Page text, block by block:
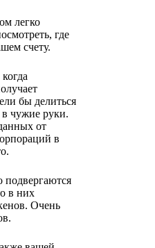
легко
где
счету.
бы делиться
в чужие руки.
от
в
подвергаются
в них
Очень